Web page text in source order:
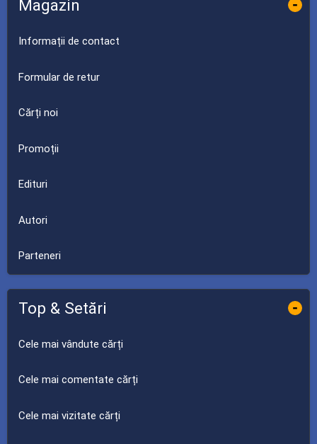
Magazin -
Informații de contact
Formular de retur
Cărți noi
Promoții
Edituri
Autori
Parteneri
Top & Setări -
Cele mai vândute cărți
Cele mai comentate cărți
Cele mai vizitate cărți